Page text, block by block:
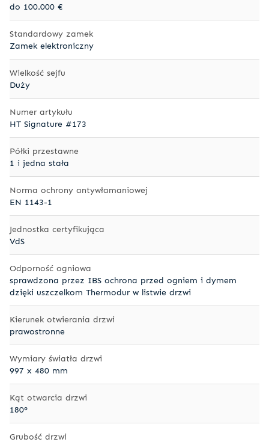
do 100.000 €
Standardowy zamek
Zamek elektroniczny
Wielkość sejfu
Duży
Numer artykułu
HT Signature #173
Półki przestawne
1 i jedna stała
Norma ochrony antywłamaniowej
EN 1143-1
Jednostka certyfikująca
VdS
Odporność ogniowa
sprawdzona przez IBS ochrona przed ogniem i dymem
dzięki uszczelkom Thermodur w listwie drzwi
Kierunek otwierania drzwi
prawostronne
Wymiary światła drzwi
997 x 480 mm
Kąt otwarcia drzwi
180°
Grubość drzwi